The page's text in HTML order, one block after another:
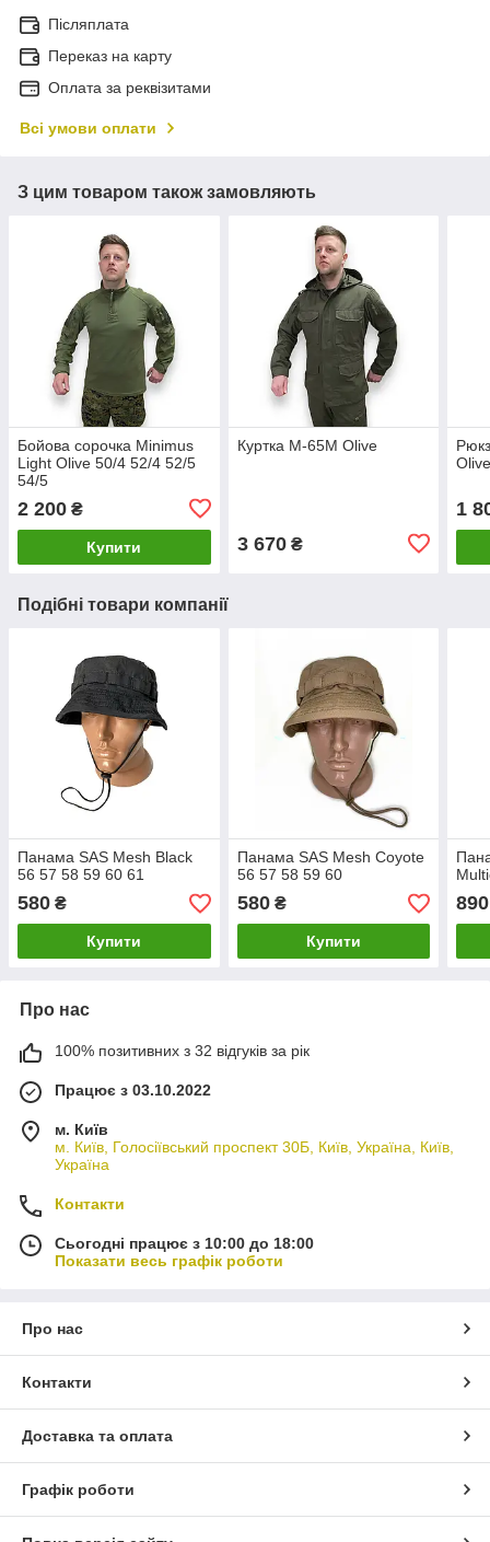
Післяплата
Переказ на карту
Оплата за реквізитами
Всі умови оплати
З цим товаром також замовляють
Бойова сорочка Minimus
Light Olive 50/4 52/4 52/5
54/5
2 200 ₴
Купити
Куртка М-65М Olive
3 670₴
1
Подібні товари компанії
Панама SAS Mesh Black
56 57 58 59 60 61
580 ₴
Купити
Панама SAS Mesh Coyote
56 57 58 59 60
580₴
Купити
890
Про нас
100% позитивних з 32 відгуків за рік
Працює з 03.10.2022
м. Київ
м. Київ, Голосіївський проспект 30Б, Київ, Україна, Київ,
Україна
Контакти
Сьогодні працює з 10:00 до 18:00
Показати весь графік роботи
Про нас
Контакти
Доставка та оплата
Графік роботи